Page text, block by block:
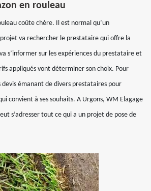
en rouleau
coûte chère. Il est normal qu’un
va rechercher le prestataire qui offre la
s’informer sur les expériences du prestataire et
appliqués vont déterminer son choix. Pour
émanant de divers prestataires pour
convient à ses souhaits. A Urgons, WM Elagage
s’adresser tout ce qui a un projet de pose de